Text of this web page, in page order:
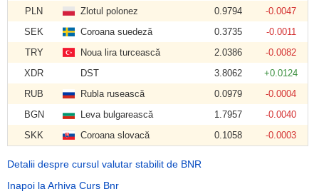
PLN
Zlotul polonez 0.9794
-0.0047
SEK
Coroana suedeză 0.3735
-0.0011
TRY
Noua lira turcească 2.0386
-0.0082
XDR
DST 3.8062
+0.0124
RUB
Rubla rusească 0.0979
-0.0004
BGN
Leva bulgarească 1.7957
-0.0040
SKK
Coroana slovacă 0.1058 -0.0003
Detalii despre cursul valutar stabilit de BNR
Inapoi la Arhiva Curs Bnr